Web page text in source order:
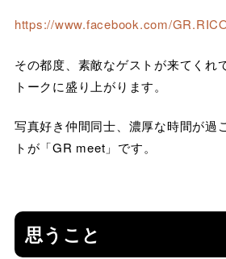
https://www.facebook.com/
その都度、素敵なゲストが来てくれ
トークに盛り上がります。
写真好き仲間同士、濃厚な時間が過
トが「GR meet」です。
思うこと